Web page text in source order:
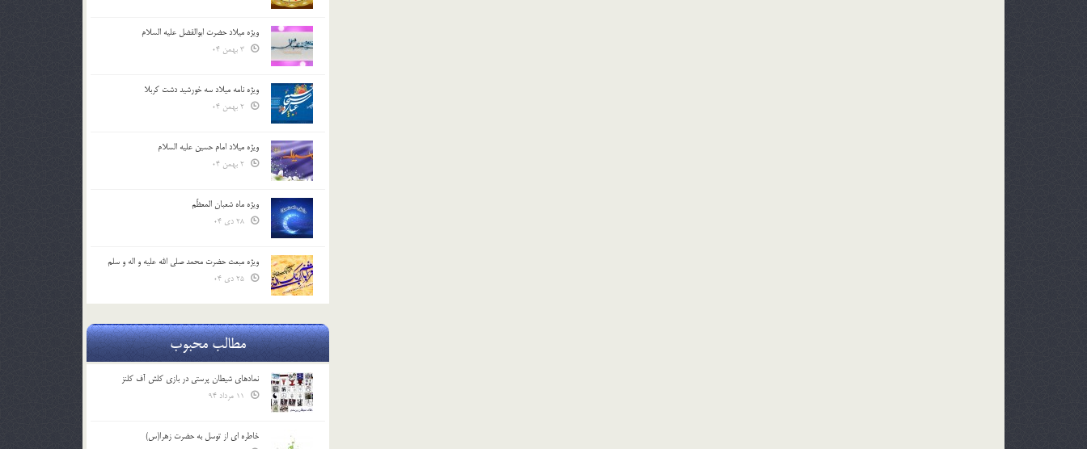
ویژه میلاد حضرت ابوالفضل علیه السلام
ویژه نامه میلاد سه خورشید دشت کربلا
ویژه میلاد امام حسین علیه السلام
ویژه ماه شعبان المعظّم
ویژه مبعث حضرت محمد صلی الله علیه و اله و سلم
مطالب محبوب
نمادهای شیطان پرستی در بازی کلش آف کلنز
خاطره ای از توسل به حضرت زهرا(س)